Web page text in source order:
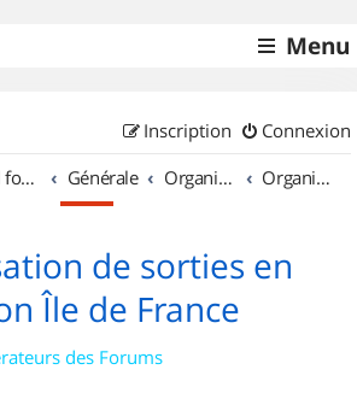
Menu
Connexion
Inscription
Accueil forum Générale Organisation de sorties & Recherche de partenaires Organisation de sorties en région Île de France
de sorties en
Île de France
des Forums